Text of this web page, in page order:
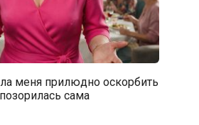
меня прилюдно оскорбить
сама